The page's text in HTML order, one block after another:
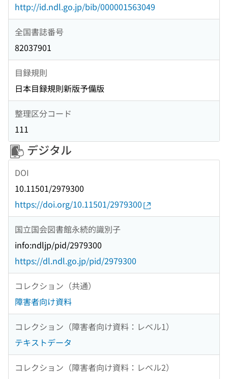
http://id.ndl.go.jp/bib/000001563049
全国書誌番号
82037901
目録規則
日本目録規則新版予備版
整理区分コード
111
デジタル
DOI
10.11501/2979300
https://doi.org/10.11501/2979300
国立国会図書館永続的識別子
info:ndljp/pid/2979300
https://dl.ndl.go.jp/pid/2979300
コレクション（共通）
障害者向け資料
コレクション（障害者向け資料：レベル1）
テキストデータ
コレクション（障害者向け資料：レベル2）